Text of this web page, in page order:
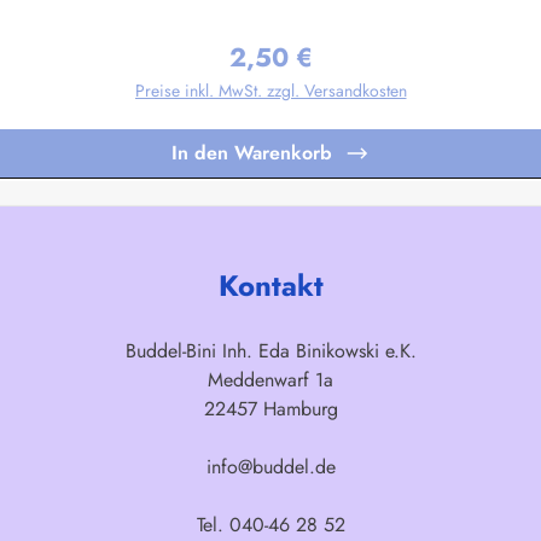
Regulärer Preis:
2,50 €
Preise inkl. MwSt. zzgl. Versandkosten
In den Warenkorb
Kontakt
Buddel-Bini Inh. Eda Binikowski e.K.
Meddenwarf 1a
22457 Hamburg
info@buddel.de
Tel. 040-46 28 52